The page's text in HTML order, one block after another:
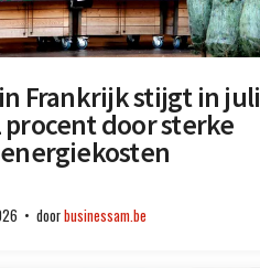
Frankrijk stijgt in juli
procent door sterke
doorbusinessam.be